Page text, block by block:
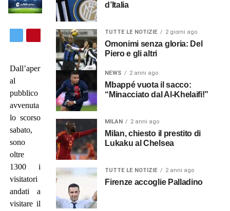
Dall’apertura
al
pubblico
avvenuta
lo scorso
sabato,
sono
oltre
1300 i
visitatori
andati a
visitare il
d’Italia
TUTTE LE NOTIZIE 2 giorni ago
Omonimi senza gloria: Del
Piero e gli altri
NEWS 2 anni ago
Mbappé vuota il sacco:
“Minacciato dal Al-Khelaifi!”
MILAN 2 anni ago
Milan, chiesto il prestito di
Lukaku al Chelsea
TUTTE LE NOTIZIE 2 anni ago
Firenze accoglie Palladino